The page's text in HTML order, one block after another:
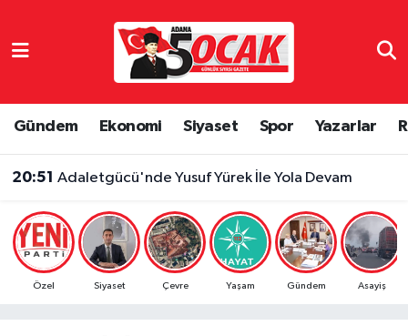
Gündem Ekonomi Siyaset Spor Yazarlar
20:51 Adaletgücü'nde Yusuf Yürek İle Yola Devam
Özel Siyaset Çevre Yaşam Gündem Asayiş
Dünya
Eğitim
Adana Nöbetçi Eczaneler
Adana Trafik Yoğunluk Haritası
Süper Lig Puan Durumu ve Fikstür